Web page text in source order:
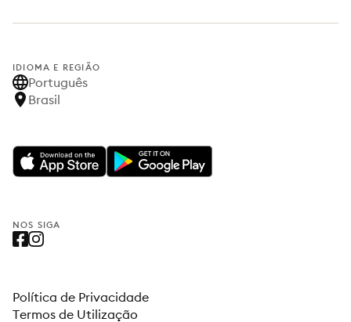
IDIOMA E REGIÃO
Português
Brasil
NOS SIGA
Política de Privacidade
Termos de Utilização